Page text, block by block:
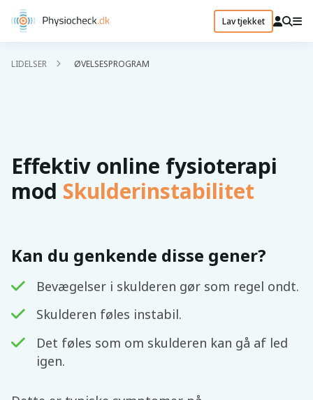
Lav tjekket
LIDELSER ØVELSESPROGRAM
Effektiv online fysioterapi
mod Skulderinstabilitet
Kan du genkende disse gener?
Bevægelser i skulderen gør som regel ondt.
Skulderen føles instabil.
Det føles som om skulderen kan gå af led
igen.